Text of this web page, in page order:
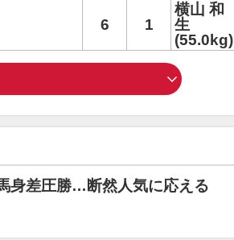
6 1
横山 和
生
(55.0kg)
身差圧勝…断然人気に応える